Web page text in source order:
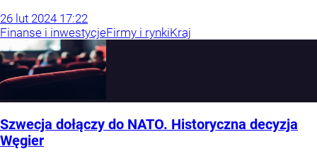
26 lut 2024 17:22
Finanse i inwestycjeFirmy i rynkiKraj
Szwecja dołączy do NATO. Historyczna decyzja
Węgier